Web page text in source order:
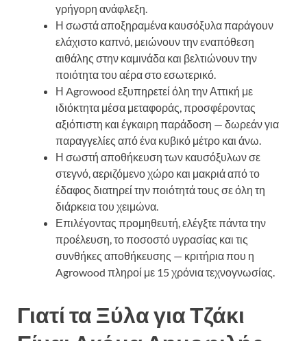
γρήγορη ανάφλεξη.
Η σωστά αποξηραμένα καυσόξυλα παράγουν
ελάχιστο καπνό, μειώνουν την εναπόθεση
αιθάλης στην καμινάδα και βελτιώνουν την
ποιότητα του αέρα στο εσωτερικό.
Η Agrowood εξυπηρετεί όλη την Αττική με
ιδιόκτητα μέσα μεταφοράς, προσφέροντας
αξιόπιστη και έγκαιρη παράδοση — δωρεάν για
παραγγελίες από ένα κυβικό μέτρο και άνω.
Η σωστή αποθήκευση των καυσόξυλων σε
στεγνό, αεριζόμενο χώρο και μακριά από το
έδαφος διατηρεί την ποιότητά τους σε όλη τη
διάρκεια του χειμώνα.
Επιλέγοντας προμηθευτή, ελέγξτε πάντα την
προέλευση, το ποσοστό υγρασίας και τις
συνθήκες αποθήκευσης — κριτήρια που η
Agrowood πληροί με 15 χρόνια τεχνογνωσίας.
Γιατί τα Ξύλα για Τζάκι